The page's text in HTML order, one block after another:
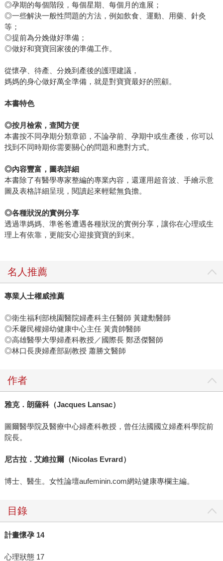
◎孕期的每個階段，每個星期、每個月的進展；
◎一些解決一般性問題的方法，例如飲食、運動、用藥、針灸
等；
◎提前為分娩做好準備；
◎做好和寶寶回家後的準備工作。
從懷孕、待產、分娩到產後的護理建議，
媽媽的身心做好萬全準備，就是對寶寶最好的照顧。
本書特色
◎按月檢索，查閱方便
本書按不同孕期分類章節，不論孕前、孕期中或生產後，你可以
找到不同時期你需要關心的問題和應對方式。
◎內容豐富，圖表詳細
本書除了有醫學專家整編的專業內容，還運用超音波、手繪示意
圖及表格詳細呈現，閱讀起來輕鬆無負擔。
◎各種狀況的實例分享
透過準媽媽、準爸爸遭遇各種狀況的實例分享，讓你在心理或生
理上有依靠，更能安心迎接寶寶的到來。
名人推薦
專業人士權威推薦
◎衛生福利部桃園醫院婦產科主任醫師 黃建勳醫師
◎禾馨民權婦幼健康中心主任 黃貴帥醫師
◎高雄醫學大學婦產科教授／國際長 鄭丞傑醫師
◎林口長庚婦產部副教授 蕭勝文醫師
作者
雅克．朗薩科（Jacques Lansac）
圖爾醫學院及醫療中心婦產科教授，曾任法國國立婦產科學院前
院長。
尼古拉．艾維拉爾（Nicolas Evrard）
博士、醫生。女性論壇aufeminin.com網站健康專欄主編。
目錄
計畫懷孕14
心理狀態 17